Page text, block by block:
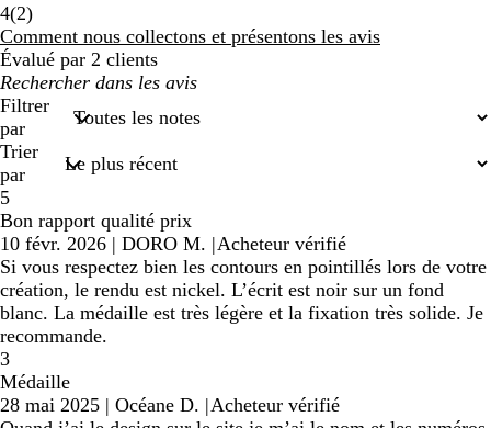
4(22
avis
)
Comment nous collectons et présentons les avis
Évalué par 2 clients
Mes
recherches
saisies
Filtrer
par
Trier
par
5
Bon rapport qualité prix
10 févr. 2026 | DORO M. |Acheteur vérifié
Si vous respectez bien les contours en pointillés lors de votre
création, le rendu est nickel. L’écrit est noir sur un fond
blanc. La médaille est très légère et la fixation très solide. Je
recommande.
3
Médaille
28 mai 2025 | Océane D. |Acheteur vérifié